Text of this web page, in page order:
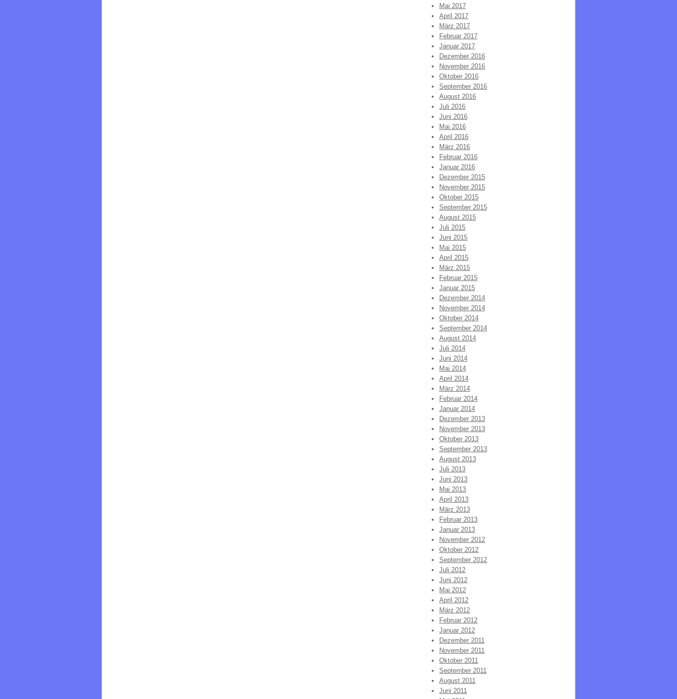
Mai 2017
April 2017
März 2017
Februar 2017
Januar 2017
Dezember 2016
November 2016
Oktober 2016
September 2016
August 2016
Juli 2016
Juni 2016
Mai 2016
April 2016
März 2016
Februar 2016
Januar 2016
Dezember 2015
November 2015
Oktober 2015
September 2015
August 2015
Juli 2015
Juni 2015
Mai 2015
April 2015
März 2015
Februar 2015
Januar 2015
Dezember 2014
November 2014
Oktober 2014
September 2014
August 2014
Juli 2014
Juni 2014
Mai 2014
April 2014
März 2014
Februar 2014
Januar 2014
Dezember 2013
November 2013
Oktober 2013
September 2013
August 2013
Juli 2013
Juni 2013
Mai 2013
April 2013
März 2013
Februar 2013
Januar 2013
November 2012
Oktober 2012
September 2012
Juli 2012
Juni 2012
Mai 2012
April 2012
März 2012
Februar 2012
Januar 2012
Dezember 2011
November 2011
Oktober 2011
September 2011
August 2011
Juni 2011